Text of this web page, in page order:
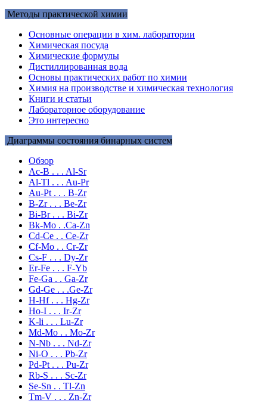
Методы практической химии
Основные операции в хим. лаборатории
Химическая посуда
Химические формулы
Дистиллированная вода
Основы практических работ по химии
Химия на производстве и химическая технология
Книги и статьи
Лабораторное оборудование
Это интересно
Диаграммы состояния бинарных систем
Обзор
Ac-B . . . Al-Sr
Al-Tl . . . Au-Pr
Au-Pt . . . B-Zr
B-Zr . . . Be-Zr
Bi-Br . . . Bi-Zr
Bk-Mo . .Ca-Zn
Cd-Ce . . Ce-Zr
Cf-Mo . . Cr-Zr
Cs-F . . . Dy-Zr
Er-Fe . . . F-Yb
Fe-Ga . . Ga-Zr
Gd-Ge . . .Ge-Zr
H-Hf . . . Hg-Zr
Ho-I . . . Ir-Zr
K-li . . . Lu-Zr
Md-Mo . . Mo-Zr
N-Nb . . . Nd-Zr
Ni-O . . . Pb-Zr
Pd-Pt . . . Pu-Zr
Rb-S . . . Sc-Zr
Se-Sn . . Tl-Zn
Tm-V . . . Zn-Zr